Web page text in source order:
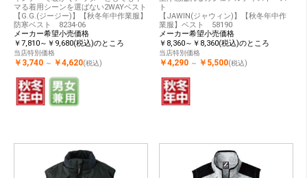
マる着用シーンを選ばない2WAYベスト
【G.G.(ジージー)】【秋冬年中作業服】
防寒ベスト 8234-06
メーカー希望小売価格
￥7,810～￥9,680(税込)のところ
当店特別価格
￥3,740 ～ ￥4,620(税込)
ト
【JAWIN(ジャウィン)】【秋冬年中作
業服】ベスト 58190
メーカー希望小売価格
￥8,360～￥8,360(税込)のところ
当店特別価格
￥4,290 ～ ￥5,500(税込)